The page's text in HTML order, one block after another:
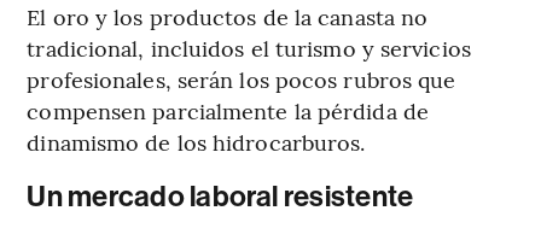
El oro y los productos de la canasta no
tradicional, incluidos el turismo y servicios
profesionales, serán los pocos rubros que
compensen parcialmente la pérdida de
dinamismo de los hidrocarburos.
Un mercado laboral resistente